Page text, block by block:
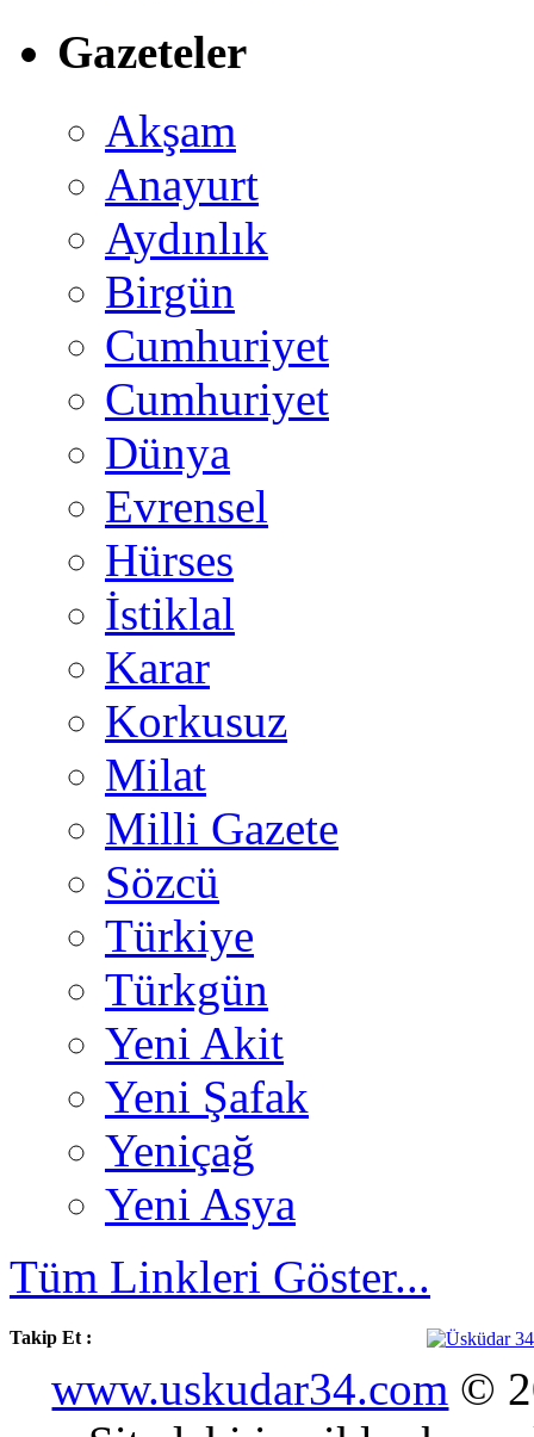
Gazeteler
Akşam
Anayurt
Aydınlık
Birgün
Cumhuriyet
Cumhuriyet
Dünya
Evrensel
Hürses
İstiklal
Karar
Korkusuz
Milat
Milli Gazete
Sözcü
Türkiye
Türkgün
Yeni Akit
Yeni Şafak
Yeniçağ
Yeni Asya
Tüm Linkleri Göster...
Takip Et :
www.uskudar34.com ©